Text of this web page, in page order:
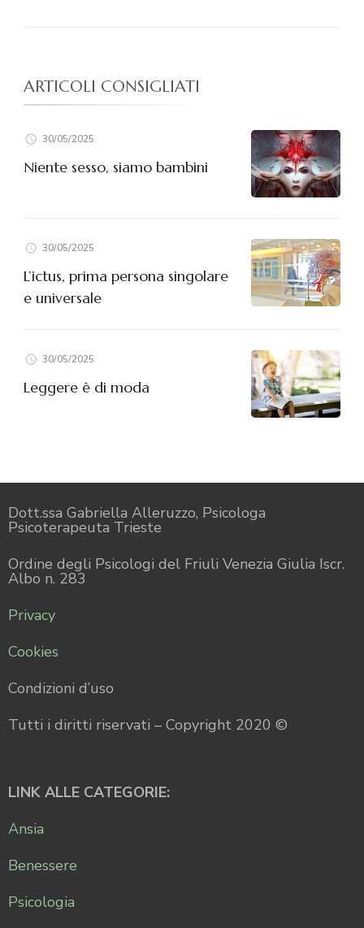
ARTICOLI CONSIGLIATI
30/05/2025
Niente sesso, siamo bambini
30/05/2025
L’ictus, prima persona singolare
e universale
30/05/2025
Leggere è di moda
Dott.ssa Gabriella Alleruzzo, Psicologa
Psicoterapeuta Trieste
Ordine degli Psicologi del Friuli Venezia Giulia Iscr.
Albo n. 283
Privacy
Cookies
Condizioni d’uso
Tutti i diritti riservati – Copyright 2020 ©
LINK ALLE CATEGORIE:
Ansia
Benessere
Psicologia